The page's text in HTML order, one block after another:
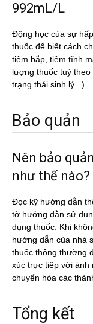
992mL/L
Động học của sự
thuốc để biết cách
tiêm bắp, tiêm tĩnh
lượng thuốc tuỳ
trạng thái sinh lý...)
Bảo quản
Nên bảo
như thế nào?
Đọc kỹ hướng dẫn
tờ hướng dẫn sử
dụng thuốc. Khi
hướng dẫn của nhà
thuốc thông thường
xúc trực tiêp với ánh
chuyển hóa các
Tổng kết